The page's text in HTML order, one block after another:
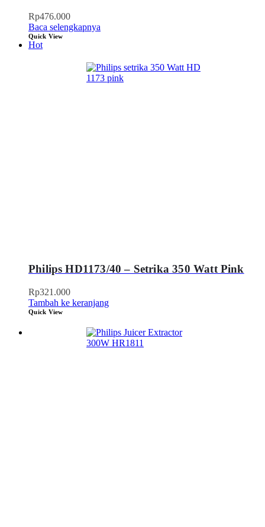
Rp476.000
Baca selengkapnya
Quick View
Hot
Philips HD1173/40 – Setrika 350 Watt Pink
Rp321.000
Tambah ke keranjang
Quick View